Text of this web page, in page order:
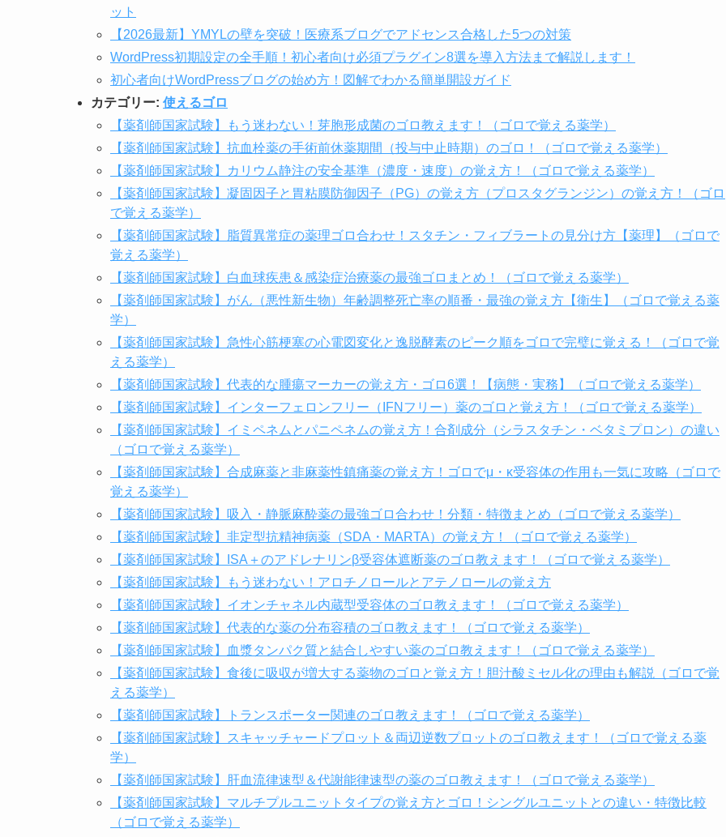
ット
【2026最新】YMYLの壁を突破！医療系ブログでアドセンス合格した5つの対策
WordPress初期設定の全手順！初心者向け必須プラグイン8選を導入方法まで解説します！
初心者向けWordPressブログの始め方！図解でわかる簡単開設ガイド
カテゴリー: 使えるゴロ
【薬剤師国家試験】もう迷わない！芽胞形成菌のゴロ教えます！（ゴロで覚える薬学）
【薬剤師国家試験】抗血栓薬の手術前休薬期間（投与中止時期）のゴロ！（ゴロで覚える薬学）
【薬剤師国家試験】カリウム静注の安全基準（濃度・速度）の覚え方！（ゴロで覚える薬学）
【薬剤師国家試験】凝固因子と胃粘膜防御因子（PG）の覚え方（プロスタグランジン）の覚え方！（ゴロ
で覚える薬学）
【薬剤師国家試験】脂質異常症の薬理ゴロ合わせ！スタチン・フィブラートの見分け方【薬理】（ゴロで
覚える薬学）
【薬剤師国家試験】白血球疾患＆感染症治療薬の最強ゴロまとめ！（ゴロで覚える薬学）
【薬剤師国家試験】がん（悪性新生物）年齢調整死亡率の順番・最強の覚え方【衛生】（ゴロで覚える薬
学）
【薬剤師国家試験】急性心筋梗塞の心電図変化と逸脱酵素のピーク順をゴロで完璧に覚える！（ゴロで覚
える薬学）
【薬剤師国家試験】代表的な腫瘍マーカーの覚え方・ゴロ6選！【病態・実務】（ゴロで覚える薬学）
【薬剤師国家試験】インターフェロンフリー（IFNフリー）薬のゴロと覚え方！（ゴロで覚える薬学）
【薬剤師国家試験】イミペネムとパニペネムの覚え方！合剤成分（シラスタチン・ベタミプロン）の違い
（ゴロで覚える薬学）
【薬剤師国家試験】合成麻薬と非麻薬性鎮痛薬の覚え方！ゴロでμ・κ受容体の作用も一気に攻略（ゴロで
覚える薬学）
【薬剤師国家試験】吸入・静脈麻酔薬の最強ゴロ合わせ！分類・特徴まとめ（ゴロで覚える薬学）
【薬剤師国家試験】非定型抗精神病薬（SDA・MARTA）の覚え方！（ゴロで覚える薬学）
【薬剤師国家試験】ISA＋のアドレナリンβ受容体遮断薬のゴロ教えます！（ゴロで覚える薬学）
【薬剤師国家試験】もう迷わない！アロチノロールとアテノロールの覚え方
【薬剤師国家試験】イオンチャネル内蔵型受容体のゴロ教えます！（ゴロで覚える薬学）
【薬剤師国家試験】代表的な薬の分布容積のゴロ教えます！（ゴロで覚える薬学）
【薬剤師国家試験】血漿タンパク質と結合しやすい薬のゴロ教えます！（ゴロで覚える薬学）
【薬剤師国家試験】食後に吸収が増大する薬物のゴロと覚え方！胆汁酸ミセル化の理由も解説（ゴロで覚
える薬学）
【薬剤師国家試験】トランスポーター関連のゴロ教えます！（ゴロで覚える薬学）
【薬剤師国家試験】スキャッチャードプロット＆両辺逆数プロットのゴロ教えます！（ゴロで覚える薬
学）
【薬剤師国家試験】肝血流律速型＆代謝能律速型の薬のゴロ教えます！（ゴロで覚える薬学）
【薬剤師国家試験】マルチプルユニットタイプの覚え方とゴロ！シングルユニットとの違い・特徴比較
（ゴロで覚える薬学）